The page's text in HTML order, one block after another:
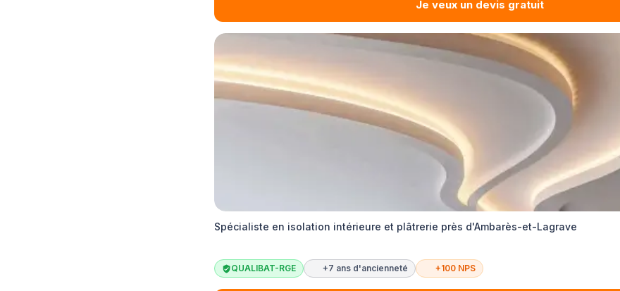
Je veux un devis gratuit
Spécialiste en isolation intérieure et plâtrerie près d'Ambarès-et-Lagrave
QUALIBAT-RGE +7 ans d'ancienneté +100 NPS